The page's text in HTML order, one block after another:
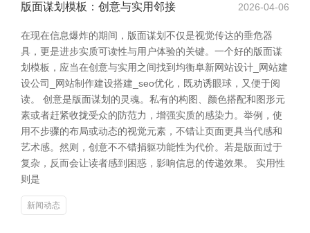
版面谋划模板：创意与实用邻接 2026-04-06
在现在信息爆炸的期间，版面谋划不仅是视觉传达的垂危器
具，更是进步实质可读性与用户体验的关键。一个好的版面谋
划模板，应当在创意与实用之间找到均衡阜新网站设计_网站建
设公司_网站制作建设搭建_seo优化，既劝诱眼球，又便于阅
读。 创意是版面谋划的灵魂。私有的构图、颜色搭配和图形元
素或者赶紧收拢受众的防范力，增强实质的感染力。举例，使
用不步骤的布局或动态的视觉元素，不错让页面更具当代感和
艺术感。然则，创意不不错捐躯功能性为代价。若是版面过于
复杂，反而会让读者感到困惑，影响信息的传递效果。 实用性
则是
新闻动态